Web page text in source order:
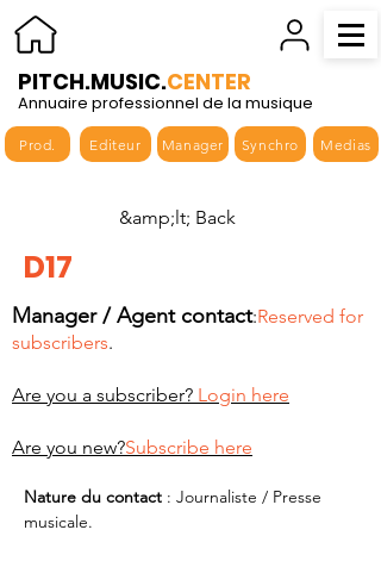
PITCH.MUSIC.CENTER
Annuaire professionnel de la musique
Medias
Manager Synchro
Editeur
Prod.
&amp;lt; Back
D17
Manager / Agent contact:Reserved for
subscribers.
Are you a subscriber? Login here
Are you new?Subscribe here
Nature du contact : Journaliste / Presse
musicale.